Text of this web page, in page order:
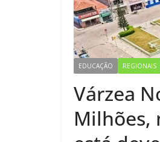
EDUCAÇÃO REGIONAIS
Várzea
Milhões,